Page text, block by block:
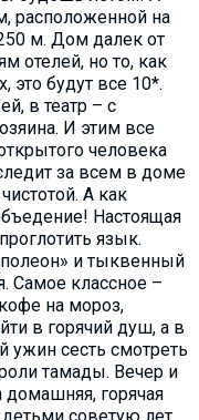
расположенной на
м. Дом далек от
отелей, но то, как
это будут все 10*.
в театр – с
И этим все
человека
за всем в доме
А как
Настоящая
язык.
и тыквенный
Самое классное –
на мороз,
в горячий душ, а в
ужин сесть смотреть
тамады. Вечер и
домашняя, горячая